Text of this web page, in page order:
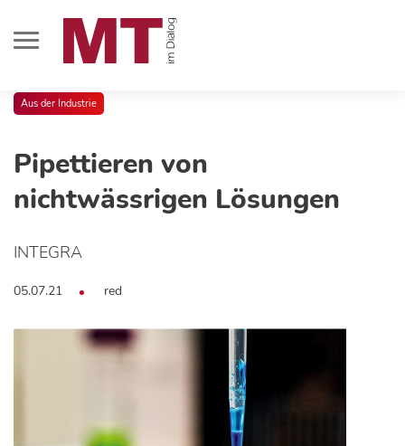
Aus der Industrie
Pipettieren von
nichtwässrigen Lösungen
INTEGRA
05.07.21 red